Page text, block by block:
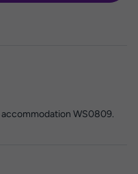
WS0809.